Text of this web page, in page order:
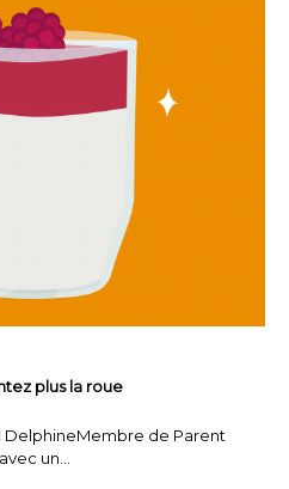
plus la roue
DelphineMembre de Parent
un…